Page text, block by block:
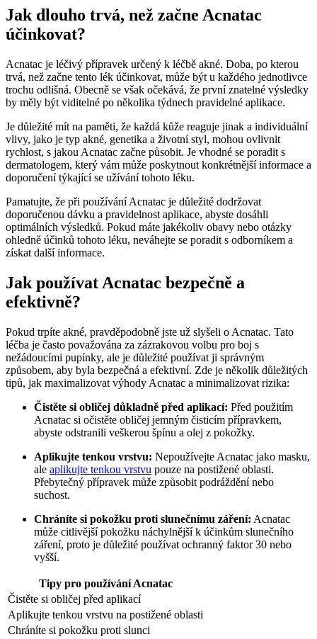
Jak dlouho trvá, než začne Acnatac
účinkovat?
Acnatac je léčivý přípravek určený k léčbě akné. Doba, po kterou
trvá, než začne tento lék účinkovat, může být u každého jednotlivce
trochu odlišná. Obecně se však očekává, že první znatelné výsledky
by měly být viditelné po několika týdnech pravidelné aplikace.
Je důležité mít na paměti, že každá kůže reaguje jinak a individuální
vlivy, jako je typ akné, genetika a životní styl, mohou ovlivnit
rychlost, s jakou Acnatac začne působit. Je vhodné se poradit s
dermatologem, který vám může poskytnout konkrétnější informace a
doporučení týkající se užívání tohoto léku.
Pamatujte, že při používání Acnatac je důležité dodržovat
doporučenou dávku a pravidelnost aplikace, abyste dosáhli
optimálních výsledků. Pokud máte jakékoliv obavy nebo otázky
ohledně účinků tohoto léku, neváhejte se poradit s odborníkem a
získat další informace.
Jak používat Acnatac bezpečně a
efektivně?
Pokud trpíte akné, pravděpodobně jste už slyšeli o Acnatac. Tato
léčba je často považována za zázrakovou volbu pro boj s
nežádoucími pupínky, ale je důležité používat ji správným
způsobem, aby byla bezpečná a efektivní. Zde je několik důležitých
tipů, jak maximalizovat výhody Acnatac a minimalizovat rizika:
Čistěte si obličej důkladně před aplikací: Před použitím
Acnatac si očistěte obličej jemným čisticím přípravkem,
abyste odstranili veškerou špínu a olej z pokožky.
Aplikujte tenkou vrstvu: Nepoužívejte Acnatac jako masku,
ale aplikujte tenkou vrstvu pouze na postižené oblasti.
Přebytečný přípravek může způsobit podráždění nebo
suchost.
Chráníte si pokožku proti slunečnímu záření: Acnatac
může citlivější pokožku náchylnější k účinkům slunečního
záření, proto je důležité používat ochranný faktor 30 nebo
vyšší.
Tipy pro používání Acnatac
Čistěte si obličej před aplikací
Aplikujte tenkou vrstvu na postižené oblasti
Chráníte si pokožku proti slunci